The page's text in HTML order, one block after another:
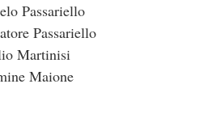
Passariello
Passariello
Martinisi
Maione